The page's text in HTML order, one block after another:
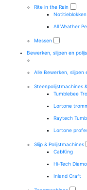
Rite in the Rain
All Weather
Messen
Bewerken, slijpen en
Alle Bewerken, slijpen
Steenpolijstmachines
Tumblebee
Lortone
Raytech
Lortone
Slijp & Polijstmachines
CabKing
Hi-Tech
Inland Craft